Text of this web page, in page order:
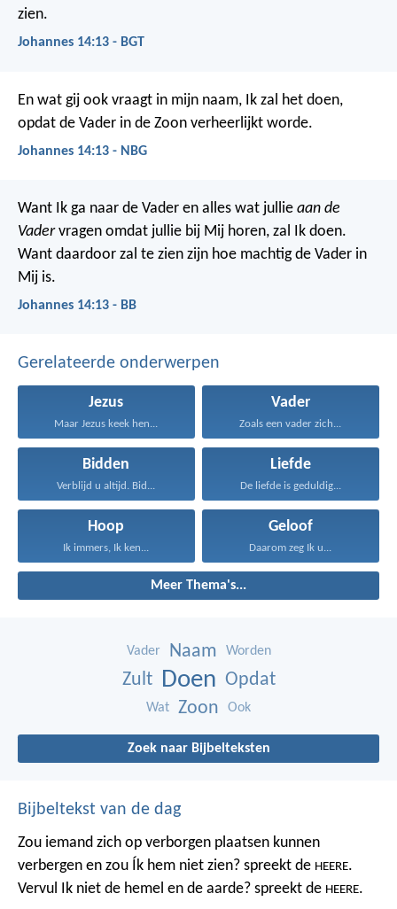
zien.
Johannes 14:13 - BGT
En wat gij ook vraagt in mijn naam, Ik zal het doen,
opdat de Vader in de Zoon verheerlijkt worde.
Johannes 14:13 - NBG
Want Ik ga naar de Vader en alles wat jullie aan de
Vadervragen omdat jullie bij Mij horen, zal Ik doen.
Want daardoor zal te zien zijn hoe machtig de Vader in
Mij is.
Johannes 14:13 - BB
Gerelateerde onderwerpen
Jezus
Maar Jezus keek hen...
Vader
Zoals een vader zich...
Bidden
Verblijd u altijd. Bid...
Liefde
De liefde is geduldig...
Hoop
Ik immers, Ik ken...
Geloof
Daarom zeg Ik u...
Meer Thema's...
Vader Naam Worden
Zult Doen Opdat
Wat Zoon Ook
Zoek naar Bijbelteksten
Bijbeltekst van de dag
Zou iemand zich op verborgen plaatsen kunnen
verbergen en zou Ík hem niet zien? spreekt de HEERE.
Vervul Ik niet de hemel en de aarde? spreekt de HEERE.